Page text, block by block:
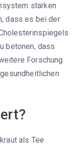
stärken
dass es bei der
betonen, dass
Forschung
als Tee